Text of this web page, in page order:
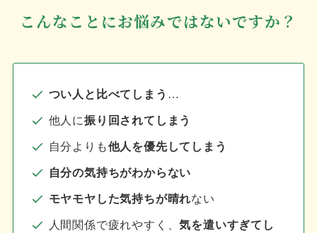
こんなことにお悩みではないですか？
つい人と比べてしまう …
他人に振り回されてしまう
自分よりも他人を優先してしまう
自分の気持ちがわからない
モヤモヤした気持ちが晴れない
人間関係で疲れやすく、気を遣いすぎてし